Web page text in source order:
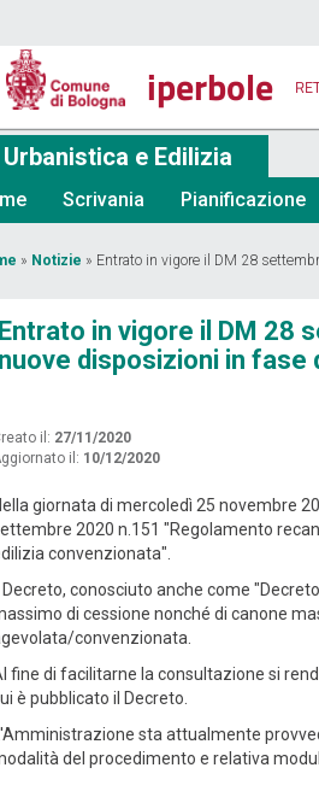
iperbole
Urbanistica e Edilizia
Scrivania Pianificazione
» Notizie » Entrato in vigore il DM 28
Entrato in vigore il DM 28
nuove disposizioni in
il: 27/11/2020
il: 10/12/2020
giornata di mercoledì 25 novembre
2020 n.151 "Regolamento
convenzionata".
Il Decreto, conosciuto anche come
di cessione nonché di canone
convenzionata.
fine di facilitarne la consultazione si
è pubblicato il Decreto.
L'Amministrazione sta attualmente
del procedimento e relativa